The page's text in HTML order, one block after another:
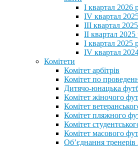
I квартал 2026
IV квартал
III квартал
II квартал 2025
I квартал 2025
IV квартал
Комітети
Комітет арбітрів
Комітет по
Дитячо-юнацька
Комітет жіночого
Комітет
Комітет пляжного
Комітет
Комітет масового
Обʼєднання